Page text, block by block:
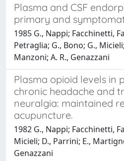
Plasma and CSF
primary and
1985 G., Nappi; Facchinetti,
Petraglia; G., Bono; G.,
Manzoni; A. R., Genazzani
Plasma opioid levels in
chronic headache and
neuralgia: maintained
acupuncture.
1982 G., Nappi; Facchinetti,
Micieli; D., Parrini; E.,
Genazzani